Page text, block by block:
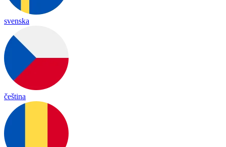
svenska
čeština